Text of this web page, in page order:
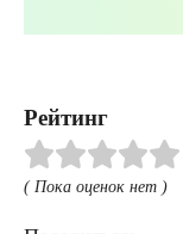
Рейтинг
( Пока оценок нет )